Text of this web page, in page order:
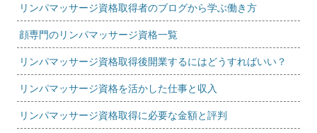
リンパマッサージ資格取得者のブログから学ぶ働き方
顔専門のリンパマッサージ資格一覧
リンパマッサージ資格取得後開業するにはどうすればいい？
リンパマッサージ資格を活かした仕事と収入
リンパマッサージ資格取得に必要な金額と評判